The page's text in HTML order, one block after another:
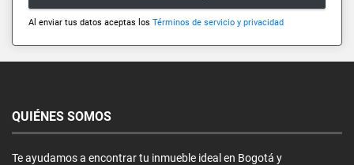
Al enviar tus datos aceptas los Términos de servicio y privacidad
QUIÉNES SOMOS
Te ayudamos a encontrar tu inmueble ideal en Bogotá y